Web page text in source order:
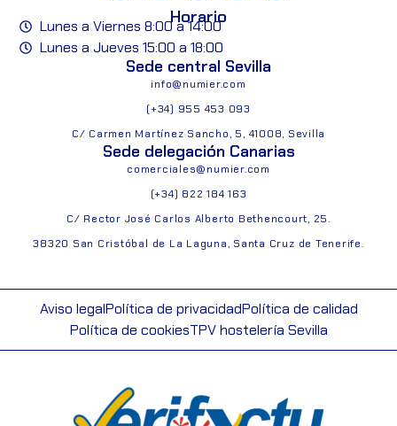
Horario
Lunes a Viernes 8:00 a 14:00
Lunes a Jueves 15:00 a 18:00
Sede central Sevilla
info@numier.com
(+34) 955 453 093
C/ Carmen Martínez Sancho, 5, 41008, Sevilla
Sede delegación Canarias
comerciales@numier.com
(+34) 822 184 163
C/ Rector José Carlos Alberto Bethencourt, 25.
38320 San Cristóbal de La Laguna, Santa Cruz de Tenerife.
Aviso legalPolítica de privacidadPolítica de calidad
Política de cookiesTPV hostelería Sevilla